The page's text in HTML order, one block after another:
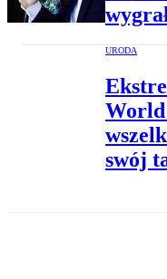
URODA
World
swój